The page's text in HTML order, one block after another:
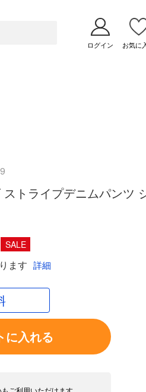
ログイン お気に
トライプデニムパンツ
SALE
ます 詳細
に入れる
ご利用いただけます。